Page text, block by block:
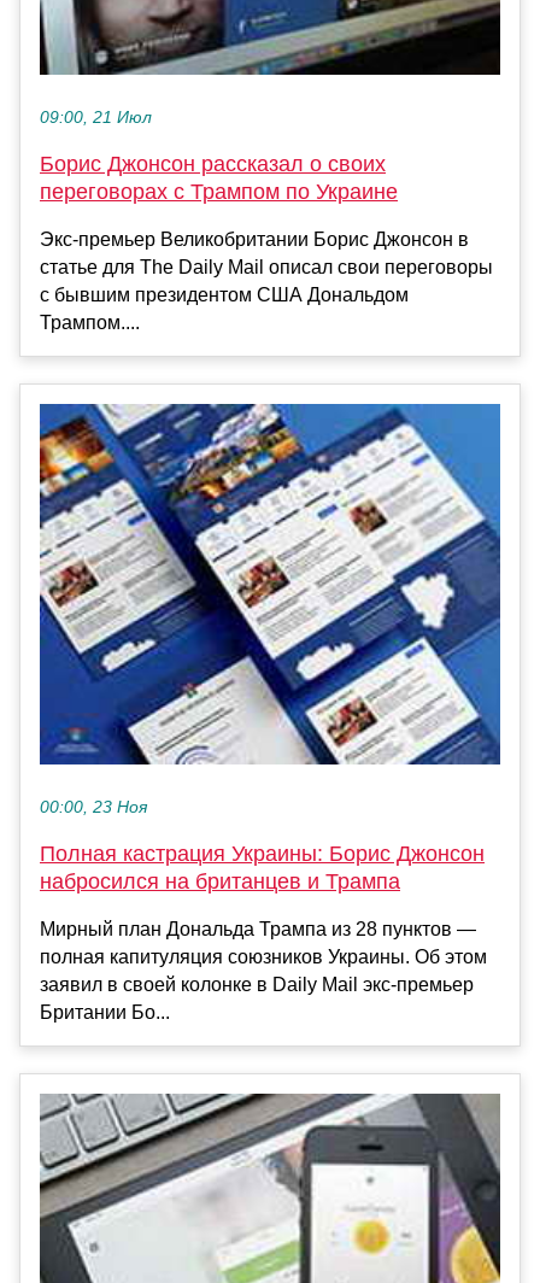
09:00, 21 Июл
Борис Джонсон рассказал о своих
переговорах с Трампом по Украине
Экс-премьер Великобритании Борис Джонсон в
статье для The Daily Mail описал свои переговоры
с бывшим президентом США Дональдом
Трампом....
00:00, 23 Ноя
Полная кастрация Украины: Борис Джонсон
набросился на британцев и Трампа
Мирный план Дональда Трампа из 28 пунктов —
полная капитуляция союзников Украины. Об этом
заявил в своей колонке в Daily Mail экс-премьер
Британии Бо...